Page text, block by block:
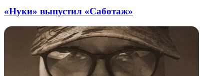
«Нуки» выпустил «Саботаж»